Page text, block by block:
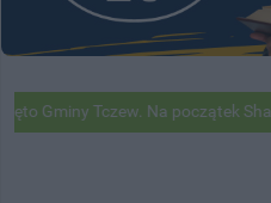
Gminy Tczew. Na początek Shaun